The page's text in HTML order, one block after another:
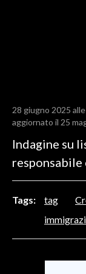
RISULTATI E
CALCIO REGIONALE
BASKET
MOTORI
ALTRI SPORT
28 giugno 2025
aggiornato il 25
Indagine su
Tags: tag